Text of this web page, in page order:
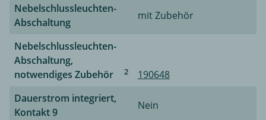
Nebelschlussleuchten-
Abschaltung
mit Zubehör
Nebelschlussleuchten-
Abschaltung,
notwendiges Zubehör
2
190648
Dauerstrom integriert,
Kontakt 9
Nein